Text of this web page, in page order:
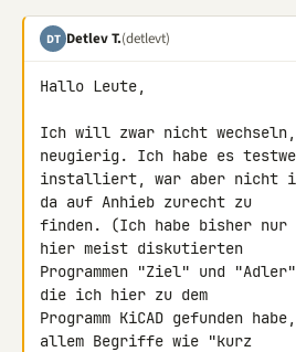
DT Detlev T.(detlevt)
Hallo Leute,
Ich will zwar nicht
neugierig. Ich habe es
installiert, war aber nicht
da auf Anhieb zurecht zu
finden. (Ich habe bisher nur
hier meist diskutierten
Programmen "Ziel" und
die ich hier zu dem
Programm KiCAD gefunden
allem Begriffe wie "kurz